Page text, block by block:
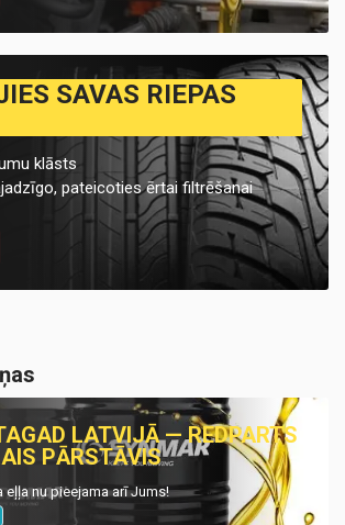
SAVAS RIEPAS
klāsts
pateicoties ērtai filtrēšanai
LATVIJĀ — REDPARTS
PĀRSTĀVIS
eļļa nu pieejama arī Jums!